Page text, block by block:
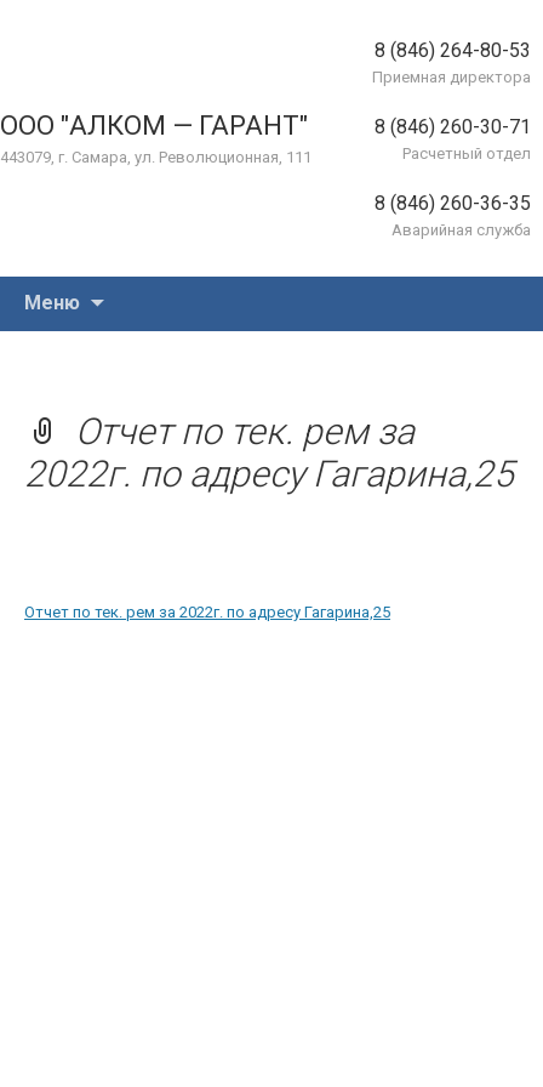
ООО "АЛКОМ — ГАРАНТ"
443079, г. Самара, ул. Революционная, 111
8 (846) 264-80-53
Приемная директора
8 (846) 260-30-71
Расчетный отдел
8 (846) 260-36-35
Аварийная служба
Меню
Отчет по тек. рем за
2022г. по адресу Гагарина,25
Отчет по тек. рем за 2022г. по адресу Гагарина,25